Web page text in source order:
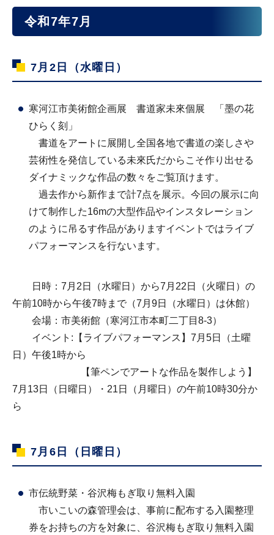
令和7年7月
7月2日（水曜日）
寒河江市美術館企画展 書道家未來個展 「墨の花
ひらく刻」
書道をアートに展開し全国各地で書道の楽しさや
芸術性を発信している未來氏だからこそ作り出せる
ダイナミックな作品の数々をご覧頂けます。
過去作から新作まで計7点を展示。今回の展示に向
けて制作した16mの大型作品やインスタレーション
のように吊るす作品がありますイベントではライブ
パフォーマンスを行ないます。
日時：7月2日（水曜日）から7月22日（火曜日）の
午前10時から午後7時まで（7月9日（水曜日）は休館）
会場：市美術館（寒河江市本町二丁目8-3）
イベント:【ライブパフォーマンス】7月5日（土曜
日）午後1時から
【筆ペンでアートな作品を製作しよう】
7月13日（日曜日）・21日（月曜日）の午前10時30分か
ら
7月6日（日曜日）
市伝統野菜・谷沢梅もぎ取り無料入園
市いこいの森管理会は、事前に配布する入園整理
券をお持ちの方を対象に、谷沢梅もぎ取り無料入園